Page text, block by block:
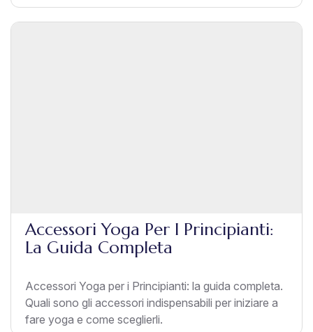
Accessori Yoga Per I Principianti:
La Guida Completa
Accessori Yoga per i Principianti: la guida completa.
Quali sono gli accessori indispensabili per iniziare a
fare yoga e come sceglierli.